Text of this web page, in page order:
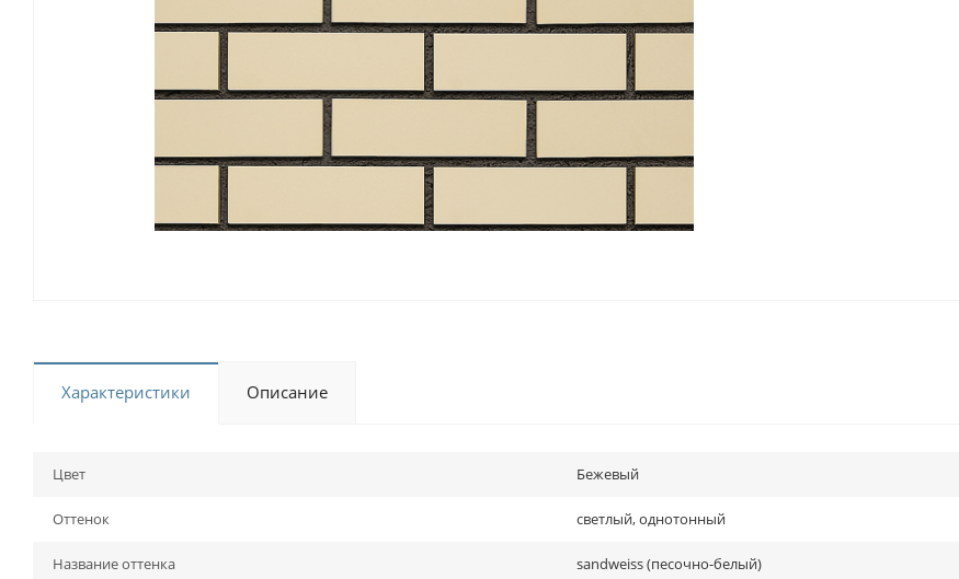
Характеристики Описание
Цвет Бежевый
Оттенок светлый, однотонный
Название оттенка sandweiss (песочно-белый)